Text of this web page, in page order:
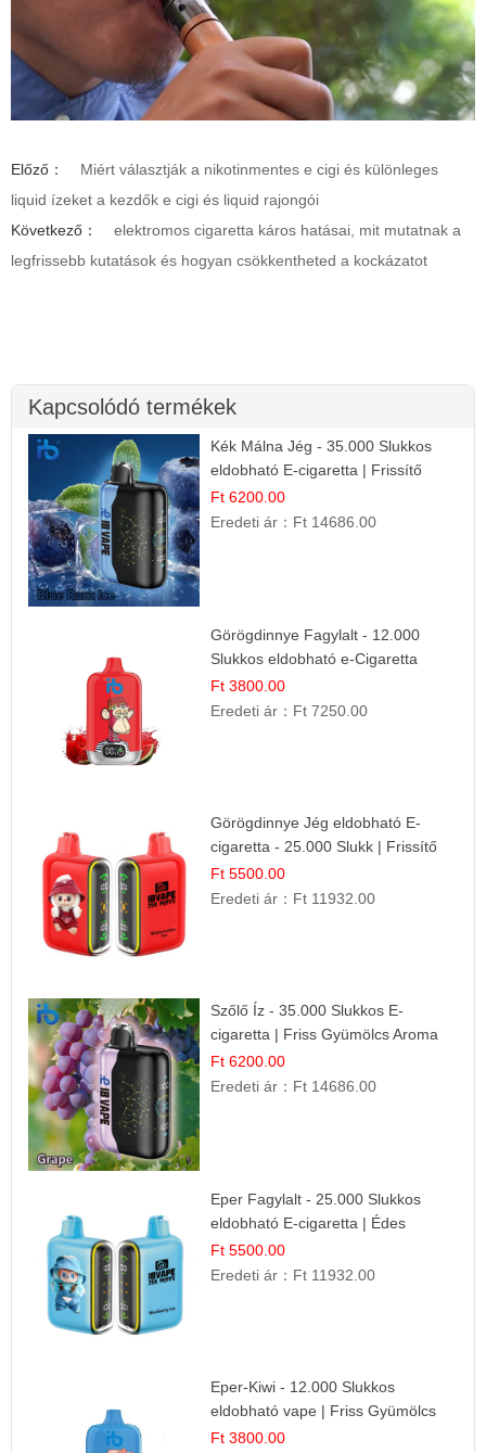
Előző：
Miért választják a nikotinmentes e cigi és különleges
liquid ízeket a kezdők e cigi és liquid rajongói
Következő：
elektromos cigaretta káros hatásai, mit mutatnak a
legfrissebb kutatások és hogyan csökkentheted a kockázatot
Kapcsolódó termékek
Kék Málna Jég - 35.000 Slukkos
eldobható E-cigaretta | Frissítő
Ízélmény
Ft 6200.00
Eredeti ár： Ft 14686.00
Görögdinnye Fagylalt - 12.000
Slukkos eldobható e-Cigaretta
Ft 3800.00
Eredeti ár： Ft 7250.00
Görögdinnye Jég eldobható E-
cigaretta - 25.000 Slukk | Frissítő
Nyári Íz
Ft 5500.00
Eredeti ár： Ft 11932.00
Szőlő Íz - 35.000 Slukkos E-
cigaretta | Friss Gyümölcs Aroma
Ft 6200.00
Eredeti ár： Ft 14686.00
Eper Fagylalt - 25.000 Slukkos
eldobható E-cigaretta | Édes
Desszert Íz
Ft 5500.00
Eredeti ár： Ft 11932.00
Eper-Kiwi - 12.000 Slukkos
eldobható vape | Friss Gyümölcs
Kombináció
Ft 3800.00